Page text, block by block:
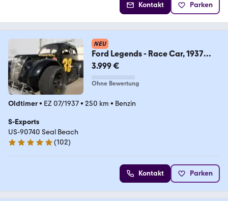
Kontakt Parken
NEU
Ford Legends - Race Car, 1937
Sedan
3.999 €
Ohne Bewertung
Oldtimer• EZ 07/1937• 250 km • Benzin
S-Exports
US-90740 Seal Beach
4.9 Sterne
(102)
Kontakt Parken